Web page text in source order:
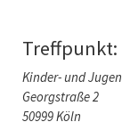
Treffpunkt:
Kinder- und
Georgstraße 2
50999 Köln